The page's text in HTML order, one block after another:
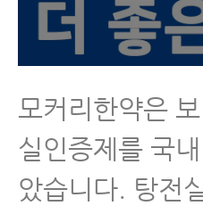
모커리한약은
실인증제를 국
았습니다. 탕전